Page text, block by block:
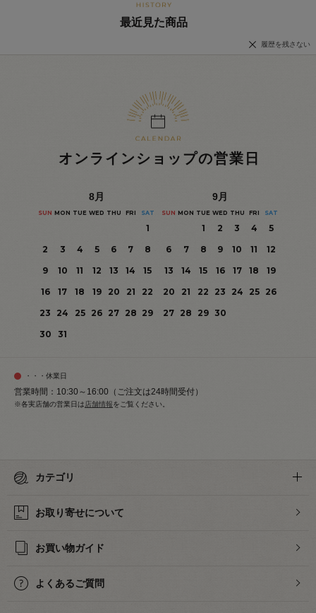
最近見た商品
履歴を残さない
オンラインショップの営業日
8月
SUN MON TUE WED THU FRI SAT
1
2
3 4 5 6 7
8
9
10 11 12 13 14
15
16
17 18 19 20 21
22
23
24 25 26 27 28 29
30
31
9月
SUN MON TUE WED THU FRI SAT
1 2 3 4
5
6
7 8 9 10 11
12
13
14 15 16 17 18
19
20
21 22 23 24 25
26
27 28 29 30
・・・休業日
営業時間：10:30～16:00（ご注文は24時間受付）
※各実店舗の営業日は 店舗情報をご覧ください。
カテゴリ
お取り寄せについて
お買い物ガイド
よくあるご質問